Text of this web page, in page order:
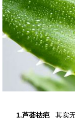
1.芦荟祛疤
其实